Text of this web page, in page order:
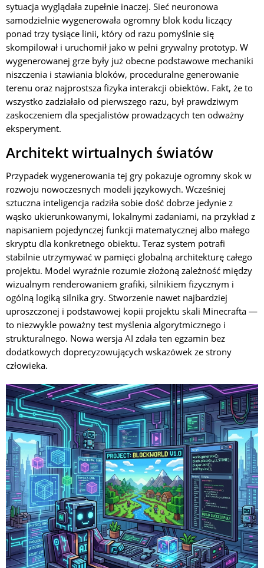
sytuacja wyglądała zupełnie inaczej. Sieć neuronowa
samodzielnie wygenerowała ogromny blok kodu liczący
ponad trzy tysiące linii, który od razu pomyślnie się
skompilował i uruchomił jako w pełni grywalny prototyp. W
wygenerowanej grze były już obecne podstawowe mechaniki
niszczenia i stawiania bloków, proceduralne generowanie
terenu oraz najprostsza fizyka interakcji obiektów. Fakt, że to
wszystko zadziałało od pierwszego razu, był prawdziwym
zaskoczeniem dla specjalistów prowadzących ten odważny
eksperyment.
Architekt wirtualnych światów
Przypadek wygenerowania tej gry pokazuje ogromny skok w
rozwoju nowoczesnych modeli językowych. Wcześniej
sztuczna inteligencja radziła sobie dość dobrze jedynie z
wąsko ukierunkowanymi, lokalnymi zadaniami, na przykład z
napisaniem pojedynczej funkcji matematycznej albo małego
skryptu dla konkretnego obiektu. Teraz system potrafi
stabilnie utrzymywać w pamięci globalną architekturę całego
projektu. Model wyraźnie rozumie złożoną zależność między
wizualnym renderowaniem grafiki, silnikiem fizycznym i
ogólną logiką silnika gry. Stworzenie nawet najbardziej
uproszczonej i podstawowej kopii projektu skali Minecrafta —
to niezwykle poważny test myślenia algorytmicznego i
strukturalnego. Nowa wersja AI zdała ten egzamin bez
dodatkowych doprecyzowujących wskazówek ze strony
człowieka.